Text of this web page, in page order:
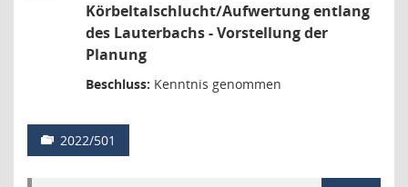
Körbeltalschlucht/Aufwertung entlang
des Lauterbachs - Vorstellung der
Planung
Beschluss: Kenntnis genommen
2022/501